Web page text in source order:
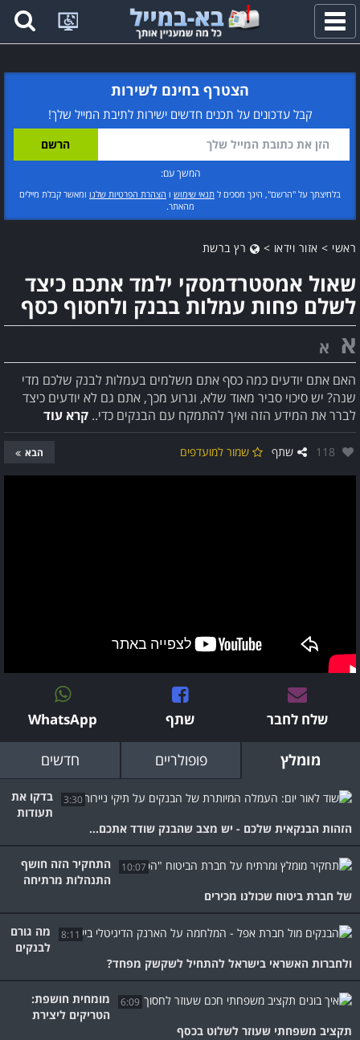
פתח
תפריט
הצטרף בחינם לשירות
קבל עדכונים על תכנים חדשים ישירות לתיבת המייל שלך!
המשך עם:
בלחיצתך על "הרשם", הינך מסכים ל תנאי שימוש ו הצהרת הפרטיות שלנו ומאשר קבלת מיילים
מהאתר.
ראשי > אזור וידאו > רץ ברשת
שאול אמסטרדמסקי ילמד אתכם כיצד
לשלם פחות עמלות בבנק ולחסוף כסף
א א
האם אתם יודעים כמה כסף אתם משלמים בעמלות לבנק שלכם מדי
שנה? יש סיכוי סביר מאוד שלא, וגרוע מכך, אתם גם לא יודעים כיצד
לברר את המידע הזה ואיך להתמקח עם הבנקים כדי.. קרא עוד
אהבו:
118 שתף שמור למועדפים הבא
שלח לחבר שתף WhatsApp
מומלץ פופולריים חדשים
3:30
בדקו את
תעודות
הזהות הבנקאית שלכם - יש מצב שהבנק שודד אתכם...
10:07
התחקיר הזה חושף
התנהלות מרתיחה
של חברת ביטוח שכולנו מכירים
8:11
מה גורם
לבנקים
ולחברות האשראי בישראל להתחיל לשקשק מפחד?
6:09
מומחית חושפת:
הטריקים ליצירת
תקציב משפחתי שעוזר לשלוט בכסף